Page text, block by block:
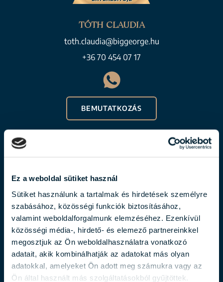
Ez a weboldal sütiket használ
Sütiket használunk a tartalmak és hirdetések személyre
szabásához, közösségi funkciók biztosításához,
valamint weboldalforgalmunk elemzéséhez. Ezenkívül
közösségi média-, hirdető- és elemező partnereinkkel
megosztjuk az Ön weboldalhasználatra vonatkozó
adatait, akik kombinálhatják az adatokat más olyan
adatokkal, amelyeket Ön adott meg számukra vagy az
Ön által használt más szolgáltatásokból gyűjtöttek.
TÓTH CLAUDIA
toth.claudia@biggeorge.hu
+36 70 454 07 17
BEMUTATKOZÁS
BALOGH LÁSZLÓ
balogh.laszlo@biggeorge.hu
+36 70 454 31 19